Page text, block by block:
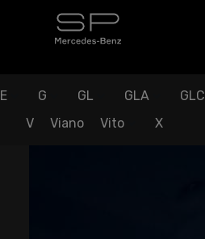
E G GL GLA GLC
V
Viano Vito X